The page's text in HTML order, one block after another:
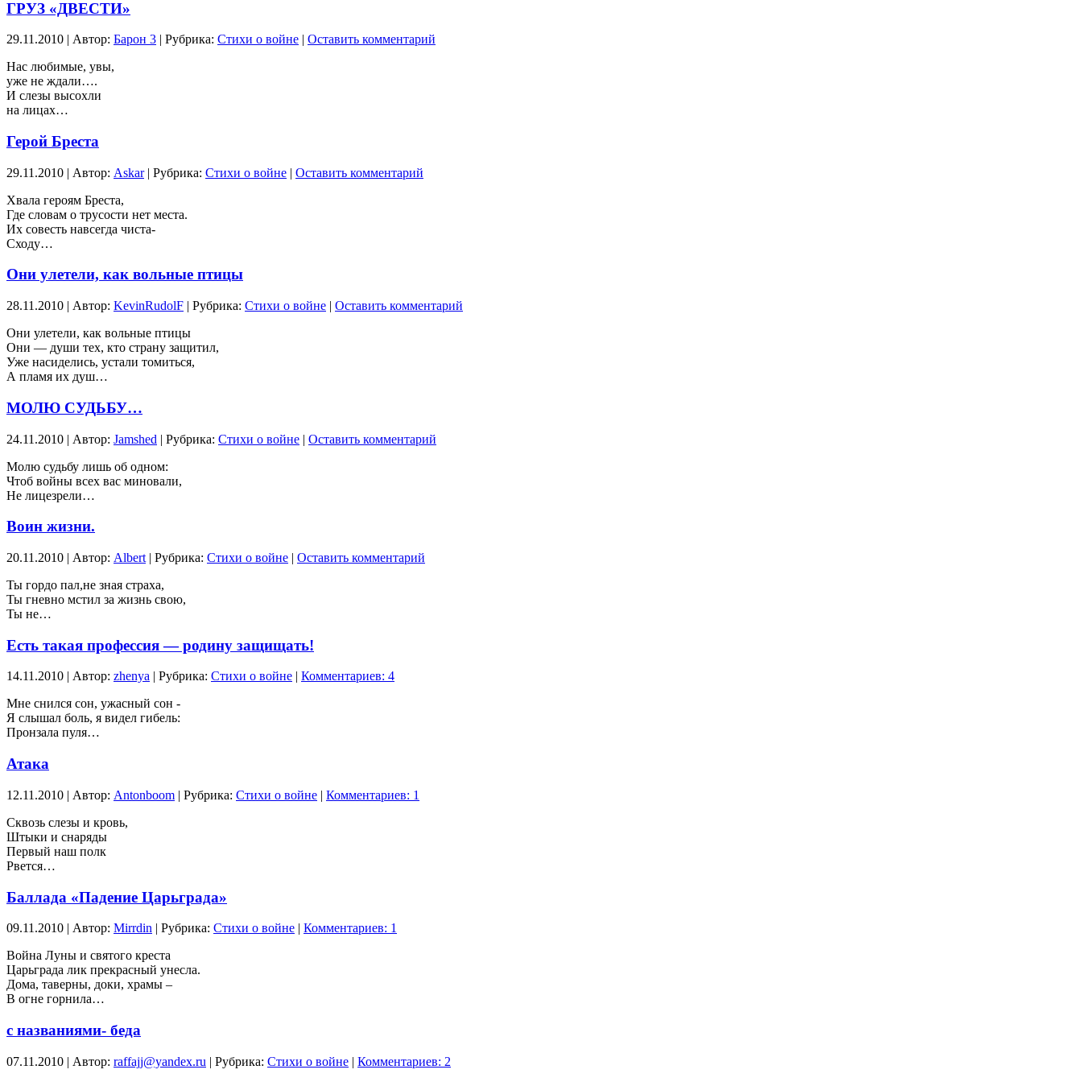
ГРУЗ «ДВЕСТИ»
29.11.2010 | Автор: Барон 3 | Рубрика: Стихи о войне | Оставить комментарий
Нас любимые, увы,
уже не ждали….
И слезы высохли
на лицах…
Герой Бреста
29.11.2010 | Автор: Askar| Рубрика: Стихи о войне | Оставить комментарий
Хвала героям Бреста,
Где словам о трусости нет места.
Их совесть навсегда чиста-
Сходу…
Они улетели, как вольные птицы
28.11.2010 | Автор: KevinRudolF | Рубрика: Стихи о войне | Оставить комментарий
Они улетели, как вольные птицы
Они — души тех, кто страну защитил,
Уже насиделись, устали томиться,
А пламя их душ…
МОЛЮ СУДЬБУ…
24.11.2010 | Автор: Jamshed | Рубрика: Стихи о войне | Оставить комментарий
Молю судьбу лишь об одном:
Чтоб войны всех вас миновали,
Не лицезрели…
Воин жизни.
20.11.2010 | Автор: Albert | Рубрика: Стихи о войне | Оставить комментарий
Ты гордо пал,не зная страха,
Ты гневно мстил за жизнь свою,
Ты не…
Есть такая профессия — родину защищать!
14.11.2010 | Автор: zhenya | Рубрика: Стихи о войне | Комментариев: 4
Мне снился сон, ужасный сон -
Я слышал боль, я видел гибель:
Пронзала пуля…
Атака
12.11.2010 | Автор: Antonboom | Рубрика: Стихи о войне | Комментариев: 1
Сквозь слезы и кровь,
Штыки и снаряды
Первый наш полк
Рвется…
Баллада «Падение Царьграда»
09.11.2010 | Автор: Mirrdin | Рубрика: Стихи о войне | Комментариев: 1
Война Луны и святого креста
Царьграда лик прекрасный унесла.
Дома, таверны, доки, храмы –
В огне горнила…
с названиями- беда
07.11.2010 | Автор: raffajj@yandex.ru | Рубрика: Стихи о войне | Комментариев: 2